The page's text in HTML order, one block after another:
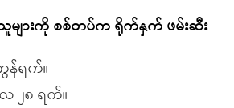
များကို စစ်တပ်က ရိုက်နှက် ဖမ်းဆီး
န်ရက်။
လ ၂၈ ရက်။